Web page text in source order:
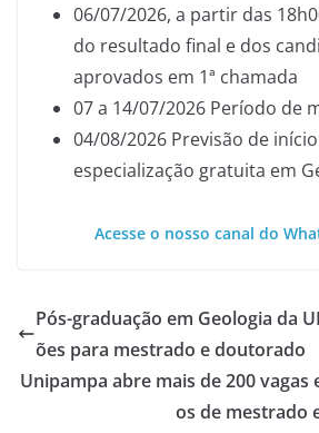
06/07/2026, a partir das
do resultado final e dos
aprovados em 1ª chamada
07 a 14/07/2026 Período de
04/08/2026 Previsão de
especialização gratuita em
Acesse o nosso canal do
Pós-graduação em Geologia da
ões para mestrado e doutorado
Unipampa abre mais de 200
os de mestrado